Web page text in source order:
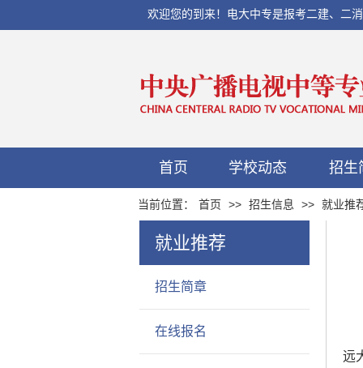
欢迎您的到来！电大中专是报考二建、二
首页 学校动态 招生
当前位置： 首页 >> 招生信息 >> 就业推
就业推荐
招生简章
在线报名
远